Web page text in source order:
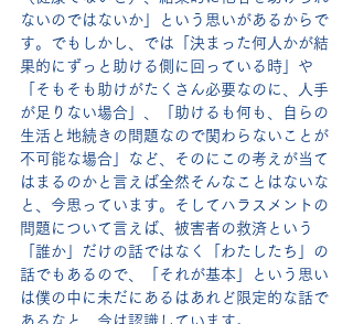
ないのではないか」という思いがあるからで
す。でもしかし、では「決まった何人かが結
果的にずっと助ける側に回っている時」や
「そもそも助けがたくさん必要なのに、人手
が足りない場合」、「助けるも何も、自らの
生活と地続きの問題なので関わらないことが
不可能な場合」など、そのにこの考えが当て
はまるのかと言えば全然そんなことはないな
と、今思っています。そしてハラスメントの
問題について言えば、被害者の救済という
「誰か」だけの話ではなく「わたしたち」の
話でもあるので、「それが基本」という思い
は僕の中に未だにあるはあれど限定的な話で
あるなと、今は認識しています。